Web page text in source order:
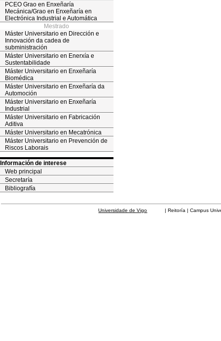
PCEO Grao en Enxeñaría
Mecánica/Grao en Enxeñaría en
Electrónica Industrial e Automática
Mestrado
Máster Universitario en Dirección e
Innovación da cadea de
subministración
Máster Universitario en Enerxía e
Sustentabilidade
Máster Universitario en Enxeñaría
Biomédica
Máster Universitario en Enxeñaría da
Automoción
Máster Universitario en Enxeñaría
Industrial
Máster Universitario en Fabricación
Aditiva
Máster Universitario en Mecatrónica
Máster Universitario en Prevención de
Riscos Laborais
Información de interese
Web principal
Secretaría
Bibliografía
Universidade de Vigo | Reitoría | Campus